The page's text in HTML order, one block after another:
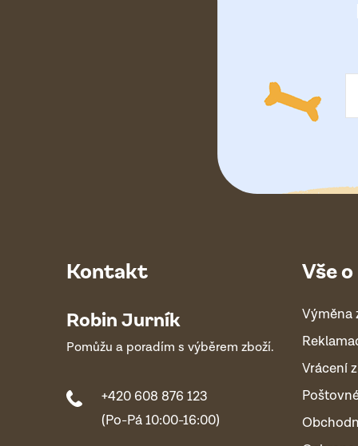
Kontakt
Robin Jurník
Pomůžu a poradím s výběrem zboží.
+420 608 876 123
(Po-Pá 10:00-16:00)
Vše
Výměna
Vrácení